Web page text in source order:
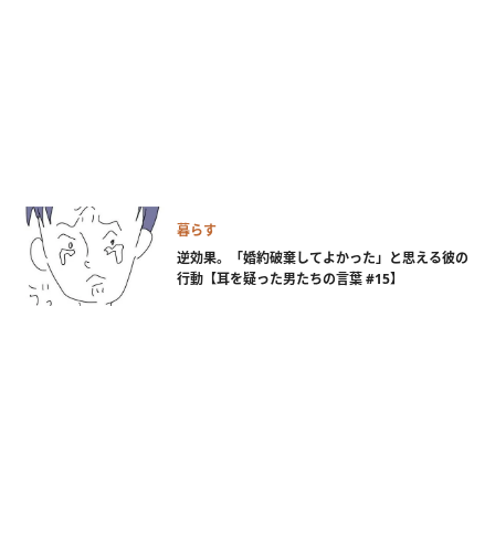
暮らす
逆効果。「婚約破棄してよかった」と思える彼の
行動【耳を疑った男たちの言葉 #15】